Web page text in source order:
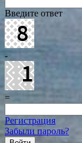
Введите ответ
-
=
Регистрация
Забыли пароль?